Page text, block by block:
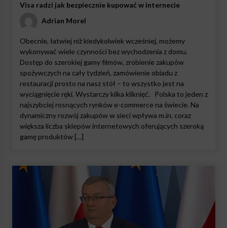
Visa radzi jak bezpiecznie kupować w internecie
Adrian Morel
Obecnie, łatwiej niż kiedykolwiek wcześniej, możemy
wykonywać wiele czynności bez wychodzenia z domu.
Dostęp do szerokiej gamy filmów, zrobienie zakupów
spożywczych na cały tydzień, zamówienie obiadu z
restauracji prosto na nasz stół – to wszystko jest na
wyciągnięcie ręki. Wystarczy kilka kliknięć. Polska to jeden z
najszybciej rosnących rynków e-commerce na świecie. Na
dynamiczny rozwój zakupów w sieci wpływa m.in. coraz
większa liczba sklepów internetowych oferujących szeroką
gamę produktów […]